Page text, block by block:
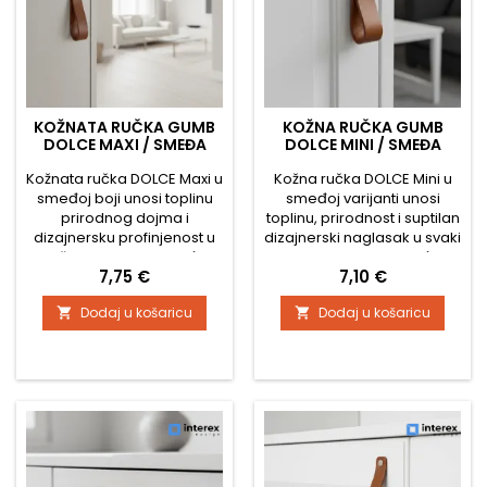
KOŽNATA RUČKA GUMB
DOLCE MAXI / SMEĐA
Kožnata ručka DOLCE Maxi u
smeđoj boji unosi toplinu
prirodnog dojma i
dizajnersku profinjenost u
vaš interijer. Zbog veće
duljine izražajnija je od
verzije Mini i idealna je za
ormariće, komode, ladice
ili dodatni namještaj. Meka
daje jedinstven karakter i
specifikacije: Širina: 20 mm
Visina (ukupna...
Cijena
7,75 €
 Dodaj u košaricu
KOŽNA RUČKA GUMB
DOLCE MINI / SMEĐA
Kožna ručka DOLCE Mini u
smeđoj varijanti unosi
toplinu, prirodnost i suptilan
dizajnerski naglasak u svaki
interijer. Zahvaljujući
minimalističkom obliku i
ugodnoj teksturi kože,
idealan je izbor za
moderan ili skandinavski stil
karakteristike: Širina: 20 mm
ručke): 65 mm Materijal:
prava koža – smeđa...
Cijena
7,10 €
 Dodaj u košaricu